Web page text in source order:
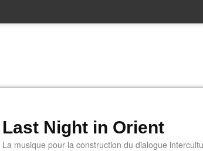
Last Night in Orient
La musique pour la construction du dialogue